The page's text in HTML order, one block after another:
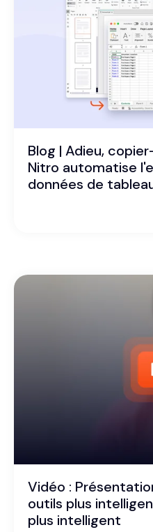
Blog | Adieu,
Nitro automatise
données de
Vidéo :
outils plus
plus intelligent